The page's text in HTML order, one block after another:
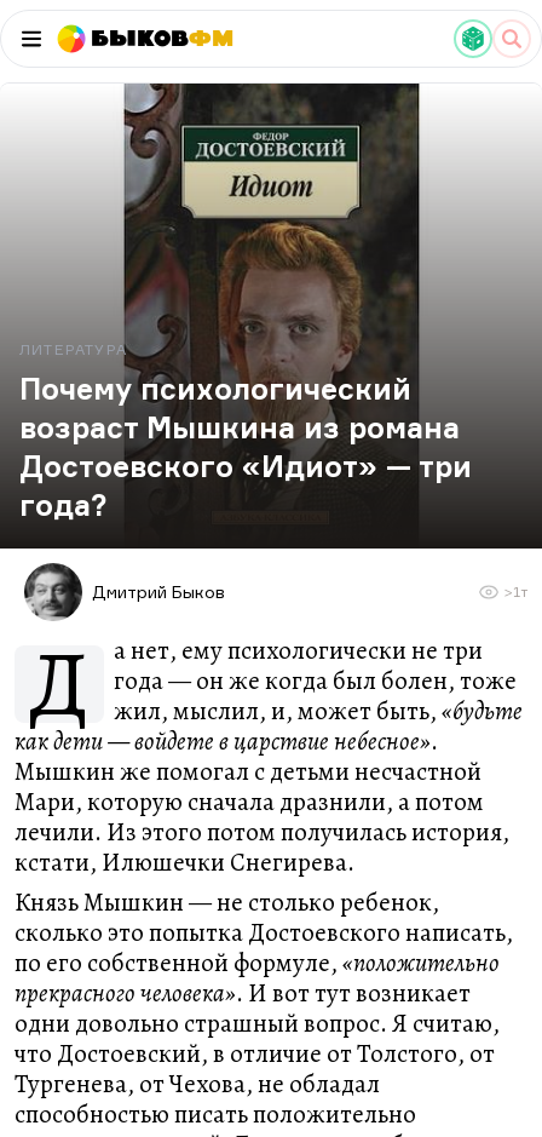
БыковФМ
ЛИТЕРАТУРА
Почему психологический
возраст Мышкина из романа
Достоевского «Идиот» — три
года?
Дмитрий Быков >1т
Д
а нет, ему психологически не три
года — он же когда был болен, тоже
жил, мыслил, и, может быть,«будьте
как дети — войдете в царствие небесное».
Мышкин же помогал с детьми несчастной
Мари, которую сначала дразнили, а потом
лечили. Из этого потом получилась история,
кстати, Илюшечки Снегирева.
Князь Мышкин — не столько ребенок,
сколько это попытка Достоевского написать,
по его собственной формуле,«положительно
прекрасного человека». И вот тут возникает
одни довольно страшный вопрос. Я считаю,
что Достоевский, в отличие от Толстого, от
Тургенева, от Чехова, не обладал
способностью писать положительно